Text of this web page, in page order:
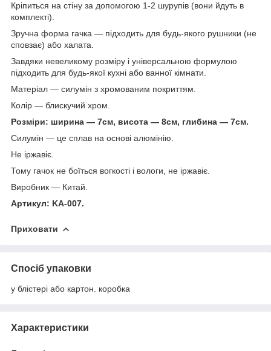
Кріпиться на стіну за допомогою 1-2 шурупів (вони йдуть в
комплекті).
Зручна форма гачка ― підходить для будь-якого рушники (не
сповзає) або халата.
Завдяки невеликому розміру і універсальною формулою
підходить для будь-якої кухні або ванної кімнати.
Матеріал ― силумін з хромованим покриттям.
Колір ― блискучий хром.
Розміри: ширина ― 7см, висота ― 8см, глибина ― 7см.
Силумін ― це сплав на основі алюмінію.
Не іржавіє.
Тому гачок не боїться вогкості і вологи, не іржавіє.
Виробник ― Китай.
Артикул: KA-007.
Приховати
Спосіб упаковки
у блістері або картон. коробка
Характеристики